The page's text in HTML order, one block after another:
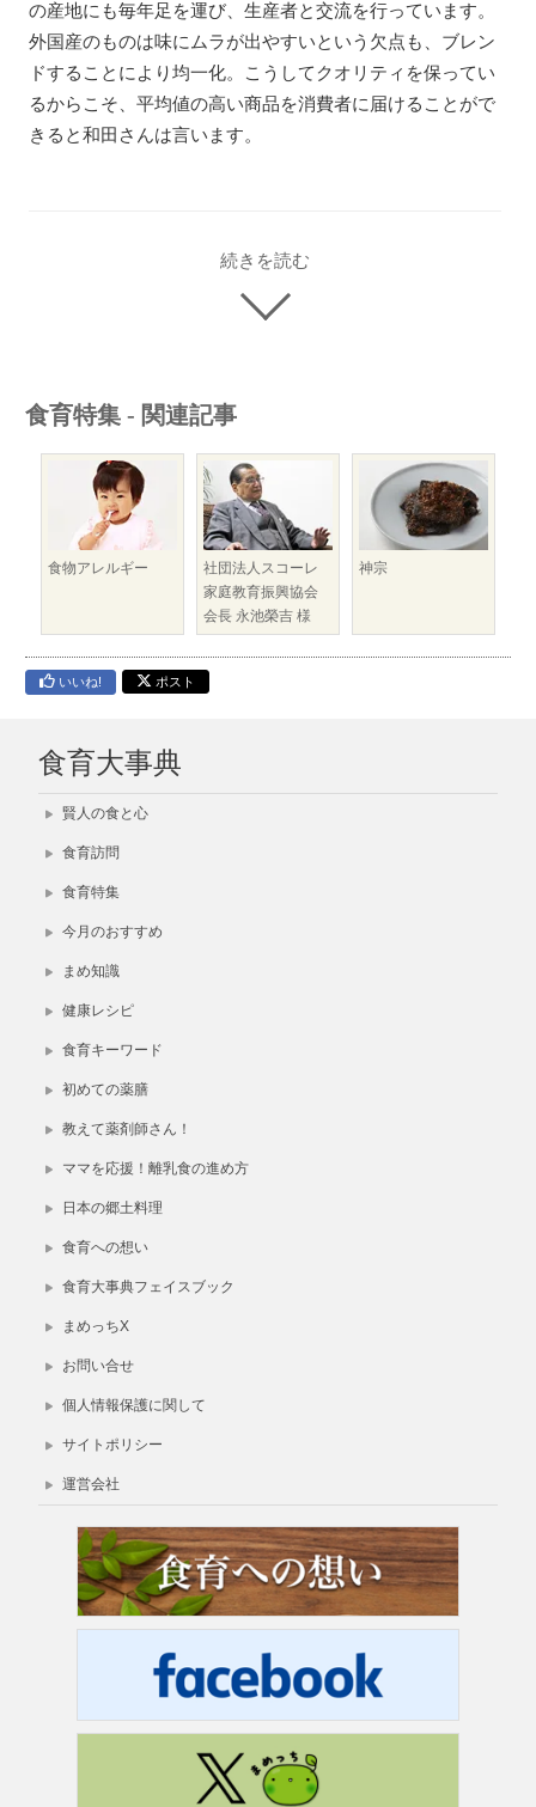
の産地にも毎年足を運び、生産者と交流を行っています。
外国産のものは味にムラが出やすいという欠点も、ブレン
ドすることにより均一化。こうしてクオリティを保ってい
るからこそ、平均値の高い商品を消費者に届けることがで
きると和田さんは言います。
続きを読む
食育特集 - 関連記事
食物アレルギー
社団法人スコーレ
家庭教育振興協会
会長 永池榮吉 様
神宗
いいね! ポスト
食育大事典
賢人の食と心
食育訪問
食育特集
今月のおすすめ
まめ知識
健康レシピ
食育キーワード
初めての薬膳
教えて薬剤師さん！
ママを応援！離乳食の進め方
日本の郷土料理
食育への想い
食育大事典フェイスブック
まめっちX
お問い合せ
個人情報保護に関して
サイトポリシー
運営会社